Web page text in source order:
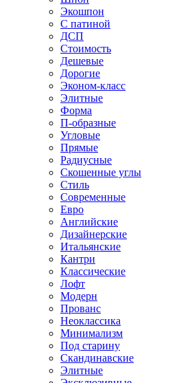
Экошпон
С патиной
ДСП
Стоимость
Дешевые
Дорогие
Эконом-класс
Элитные
Форма
П-образные
Угловые
Прямые
Радиусные
Скошенные углы
Стиль
Современные
Евро
Английские
Дизайнерские
Итальянские
Кантри
Классические
Лофт
Модерн
Прованс
Неоклассика
Минимализм
Под старину
Скандинавские
Элитные